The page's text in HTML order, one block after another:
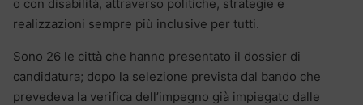
o con disabilità, attraverso politiche, strategie e
realizzazioni sempre più inclusive per tutti.
Sono 26 le città che hanno presentato il dossier di
candidatura; dopo la selezione prevista dal bando che
prevedeva la verifica dell’impegno già impiegato dalle